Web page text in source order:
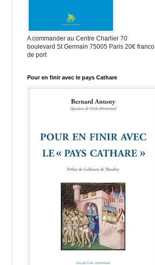
A commander au Centre Charlier 70
boulevard St Germain 75005 Paris 20€ franco
de port
Pour en finir avec le pays Cathare